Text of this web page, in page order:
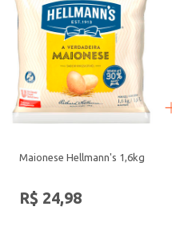
Maionese Hellmann's 1,6kg
R$ 24,98